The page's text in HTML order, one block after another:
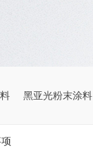
黑亚光粉末涂料